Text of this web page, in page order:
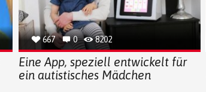
667 0 8202
Eine App, speziell entwickelt für
ein autistisches Mädchen